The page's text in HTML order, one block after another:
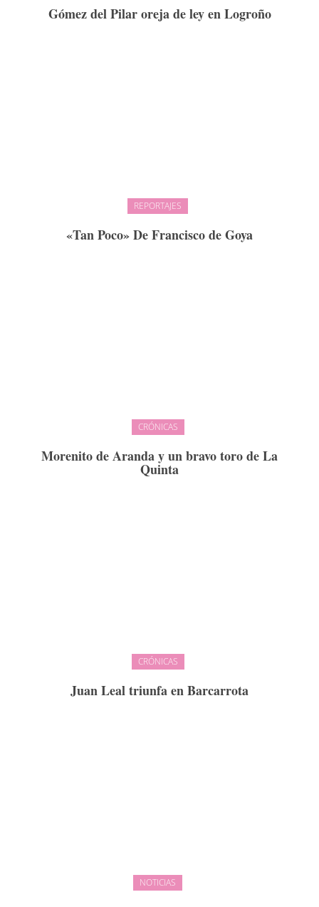
Gómez del Pilar oreja de ley en Logroño
REPORTAJES
«Tan Poco» De Francisco de Goya
CRÓNICAS
Morenito de Aranda y un bravo toro de La
Quinta
CRÓNICAS
Juan Leal triunfa en Barcarrota
NOTICIAS